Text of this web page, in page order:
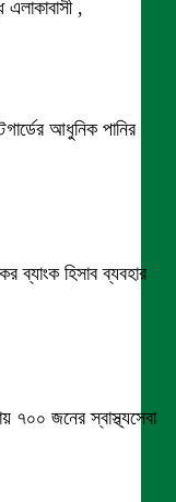
,
আধুনিক পানির
ব্যাংক হিসাব ব্যবহার
৭০০ জনের স্বাস্থ্যসেবা